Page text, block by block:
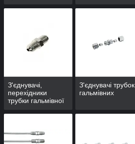
З'єднувачі,
перехідники
трубки гальмівної
З'єднувачі трубок
гальмівних